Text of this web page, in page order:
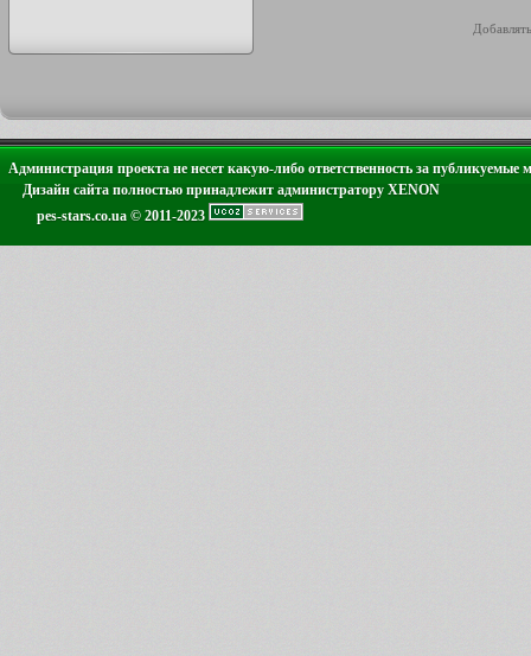
Администрация проекта не несет какую-либо ответственность за публикуемые
Дизайн сайта полностью принадлежит администратору XENON
pes-stars.co.ua © 2011-2023